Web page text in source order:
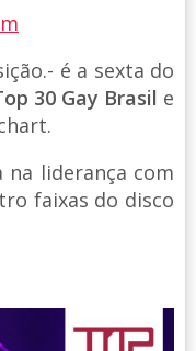
é a sexta do
30 Gay Brasil e
na liderança com
faixas do disco